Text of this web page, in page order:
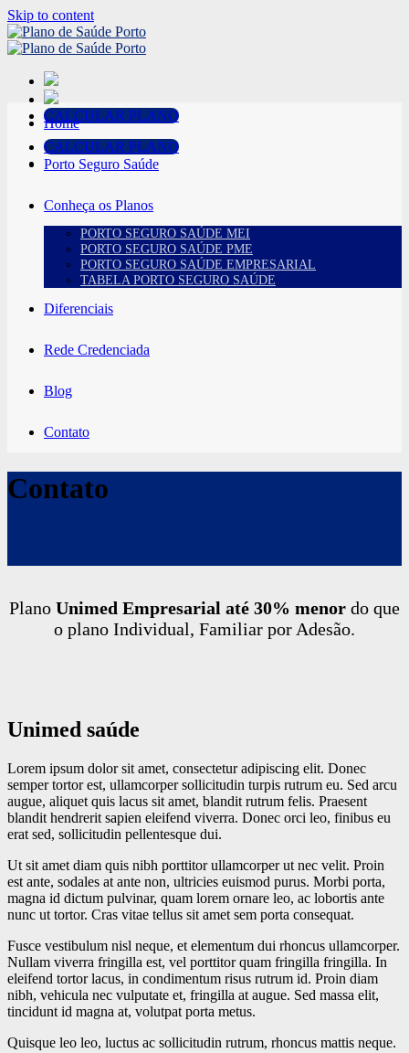
Skip to content
CALCULAR PLANO
CALCULAR PLANO
Home
Porto Seguro Saúde
Conheça os Planos
PORTO SEGURO SAÚDE MEI
PORTO SEGURO SAÚDE PME
PORTO SEGURO SAÚDE EMPRESARIAL
TABELA PORTO SEGURO SAÚDE
Diferenciais
Rede Credenciada
Blog
Contato
Contato
Plano Unimed Empresarial até 30% menor do que
o plano Individual, Familiar por Adesão.
Unimed saúde
Lorem ipsum dolor sit amet, consectetur adipiscing elit. Donec
semper tortor est, ullamcorper sollicitudin turpis rutrum eu. Sed arcu
augue, aliquet quis lacus sit amet, blandit rutrum felis. Praesent
blandit hendrerit sapien eleifend viverra. Donec orci leo, finibus eu
erat sed, sollicitudin pellentesque dui.
Ut sit amet diam quis nibh porttitor ullamcorper ut nec velit. Proin
est ante, sodales at ante non, ultricies euismod purus. Morbi porta,
magna id dictum pulvinar, quam lorem ornare leo, ac lobortis ante
nunc ut tortor. Cras vitae tellus sit amet sem porta consequat.
Fusce vestibulum nisl neque, et elementum dui rhoncus ullamcorper.
Nullam viverra fringilla est, vel porttitor quam fringilla fringilla. In
eleifend tortor lacus, in condimentum risus rutrum id. Proin diam
nibh, vehicula nec vulputate et, fringilla at augue. Sed massa elit,
tincidunt id magna at, volutpat porta metus.
Quisque leo leo, luctus ac sollicitudin rutrum, rhoncus mattis neque.